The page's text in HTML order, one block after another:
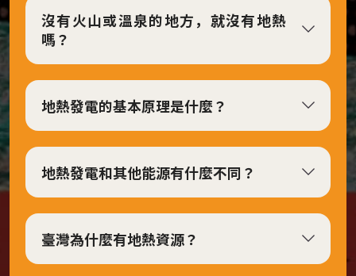
板
地
噴
發
人
類
會
永
沒有火山或溫泉的地方，就沒有地熱
嗎？
地熱發電的基本原理是什麼？
地熱發電和其他能源有什麼不同？
臺灣為什麼有地熱資源？